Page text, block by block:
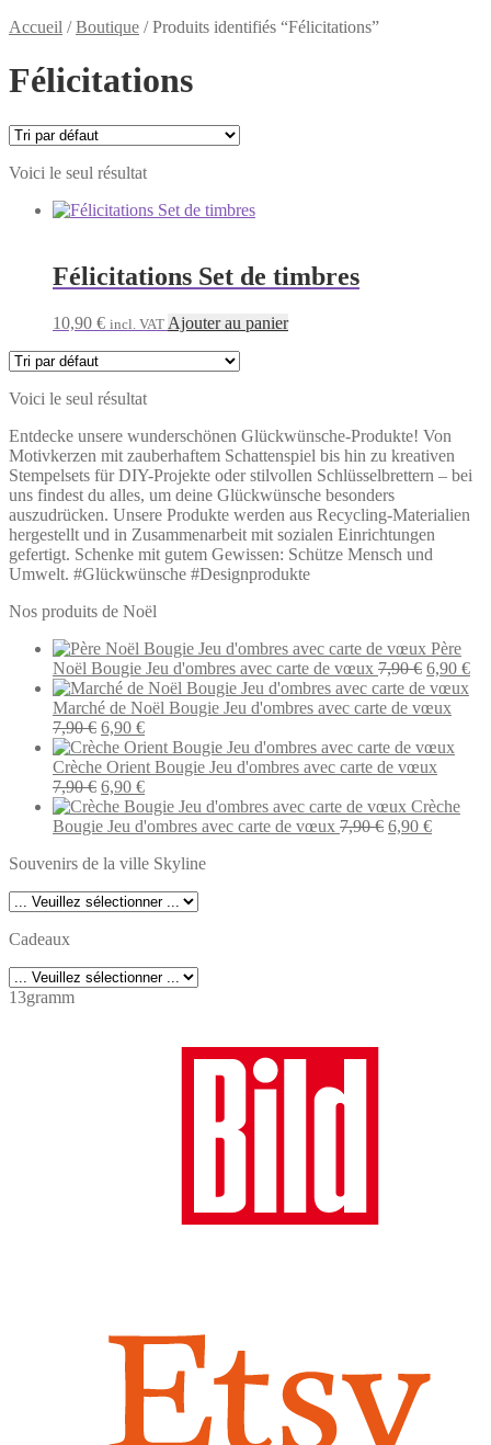
Accueil /Boutique /Produits identifiés “Félicitations”
Félicitations
Voici le seul résultat
Félicitations Set de timbres
10,90 € incl. VAT Ajouter au panier
Voici le seul résultat
Entdecke unsere wunderschönen Glückwünsche-Produkte! Von
Motivkerzen mit zauberhaftem Schattenspiel bis hin zu kreativen
Stempelsets für DIY-Projekte oder stilvollen Schlüsselbrettern – bei
uns findest du alles, um deine Glückwünsche besonders
auszudrücken. Unsere Produkte werden aus Recycling-Materialien
hergestellt und in Zusammenarbeit mit sozialen Einrichtungen
gefertigt. Schenke mit gutem Gewissen: Schütze Mensch und
Umwelt. #Glückwünsche #Designprodukte
Nos produits de Noël
Père
Noël Bougie Jeu d'ombres avec carte de vœux 7,90€ Le
prix
initial
7,90 €.
6,90 €Le
Marché de Noël Bougie Jeu d'ombres avec carte de vœux
7,90€ Le
prix
initial
était :
7,90 €.
6,90 €Le
prix
actuel
est :
6,90 €.
Crèche Orient Bougie Jeu d'ombres avec carte de vœux
7,90€ Le
prix
initial
7,90 €.
6,90 €Le
prix
actuel
6,90 €.
Crèche
Bougie Jeu d'ombres avec carte de vœux 7,90€ Le
6,90 €Le
Souvenirs de la ville Skyline
Cadeaux
13gramm